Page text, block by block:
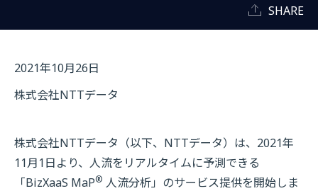
SHARE
2021年10月26日
株式会社NTTデータ
株式会社NTTデータ（以下、NTTデータ）は、2021年
11月1日より、人流をリアルタイムに予測できる
「BizXaaS MaP® 人流分析」のサービス提供を開始しま